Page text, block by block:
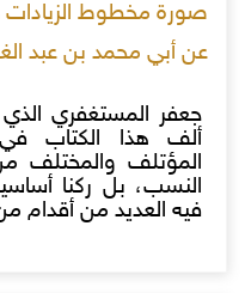
صورة مخطوط الزيادات
عن أبي محمد بن عبد
ألف هذا الكتاب
المؤتلف والمختلف
النسب، بل ركنا
فيه العديد من أقدام